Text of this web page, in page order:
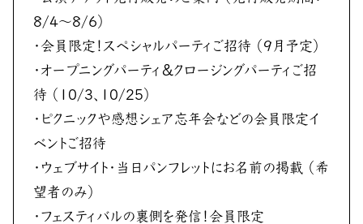
8/4〜8/6）
・会員限定！スペシャルパーティご招待 （9月予定）
・オープニングパーティ＆クロージングパーティご招
待 （10/3、10/25）
・ピクニックや感想シェア忘年会などの会員限定イ
ベントご招待
・ウェブサイト・当日パンフレットにお名前の掲載 （希
望者のみ）
・フェスティバルの裏側を発信！会員限定